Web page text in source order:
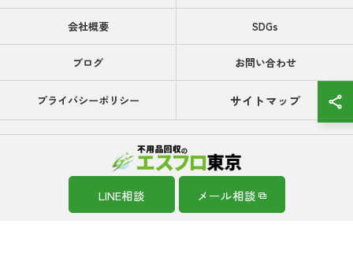
0120-599-010
LINE相談 メール相談
会社概要 SDGs
ブログ お問い合わせ
プライバシーポリシー サイトマップ
© 2026 東京都府中市の不用品回収のエスフロ東京 ALL RIGHTS RESERVED.